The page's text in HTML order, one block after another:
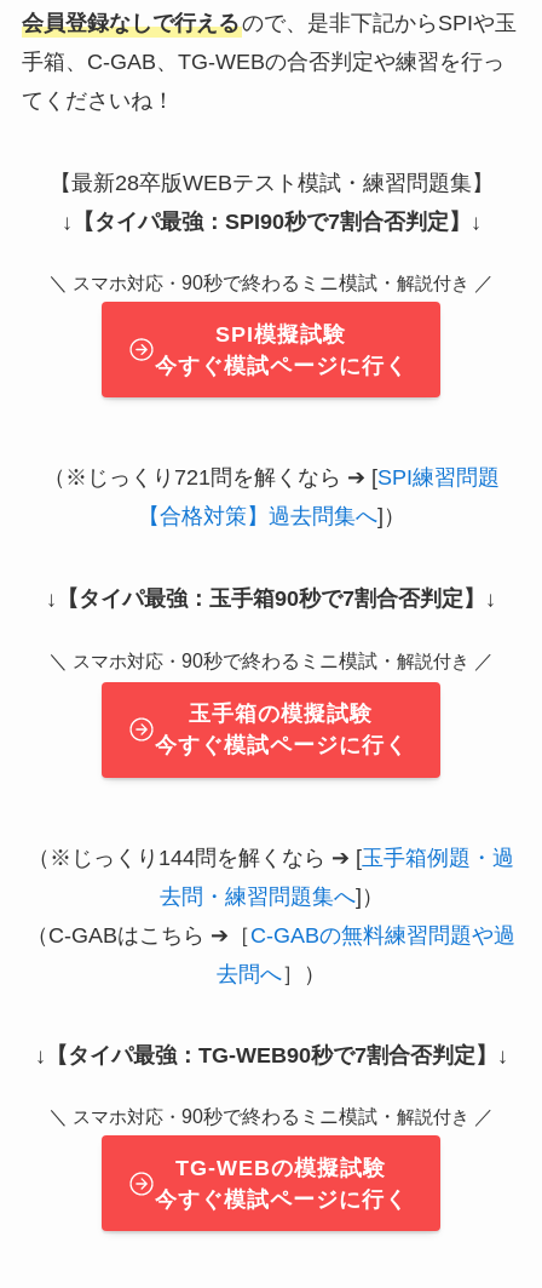
会員登録なしで行えるので、是非下記からSPIや玉
手箱、C-GAB、TG-WEBの合否判定や練習を行っ
てくださいね！
【最新28卒版WEBテスト模試・練習問題集】
↓ 【タイパ最強：SPI90秒で7割合否判定】 ↓
＼ スマホ対応・ 90秒で終わるミニ模試・ 解説付き ／
SPI模擬試験
今すぐ模試ページに行く
（※じっくり721問を解くなら ➔ [SPI練習問題
【合格対策】過去問集へ]）
↓ 【タイパ最強：玉手箱90秒で7割合否判定】 ↓
＼ スマホ対応・ 90秒で終わるミニ模試・ 解説付き ／
玉手箱の模擬試験
今すぐ模試ページに行く
（※じっくり144問を解くなら ➔ [玉手箱例題・過
去問・練習問題集へ]）
（C-GABはこちら ➔［C-GABの無料練習問題や過
去問へ］）
↓ 【タイパ最強：TG-WEB90秒で7割合否判定】 ↓
＼ スマホ対応・ 90秒で終わるミニ模試・ 解説付き ／
TG-WEBの模擬試験
今すぐ模試ページに行く